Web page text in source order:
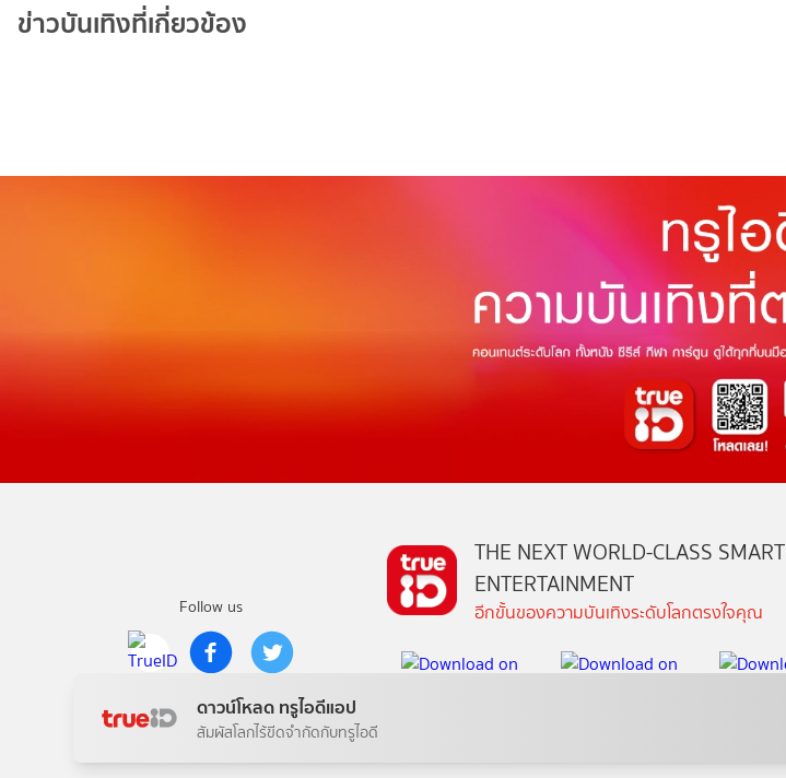
ข่าวบันเทิงที่เกี่ยวข้อง
ดาวน์โหลด ทรูไอดีแอป
สัมผัสโลกไร้ขีดจำกัดกับทรูไอดี
Follow us
Copyright © True Digital Group Company Limited.
All rights reserved
THE NEXT WORLD-CLASS SMART
ENTERTAINMENT
อีกขั้นของความบันเทิงระดับโลกตรงใจคุณ